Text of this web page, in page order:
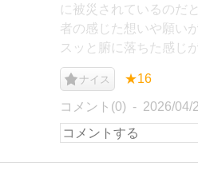
に被災されているのだ
者の感じた想いや願い
スッと腑に落ちた感じ
ナイス ★16
コメント(0) 2026/04/